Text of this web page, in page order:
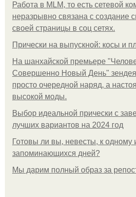
Работа в MLM, то есть сетевой
неразрывно связана с создание
своей страницы в соц сетях.
Прически на выпускной: косы и
На шанхайской премьере
Совершенно Новый День"
просто очередной наряд, а
высокой моды.
Выбор идеальной прически с
лучших вариантов на 2024 год
Готовы ли вы, невесты, к одному
запоминающихся дней?
Мы дарим полный образ за